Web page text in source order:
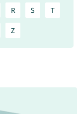
R S T
Z